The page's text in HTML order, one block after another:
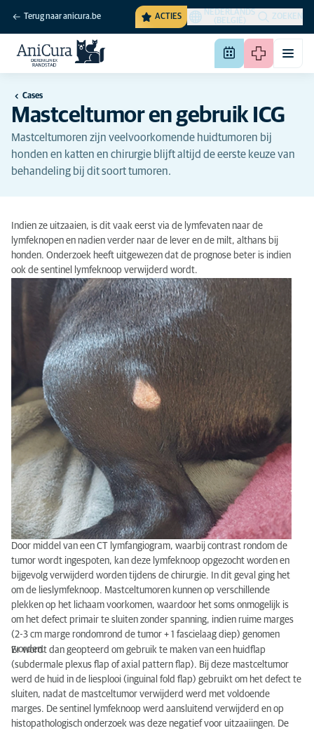
Terug naar anicura.be ACTIES
NEDERLANDS
(BELGIË)
ZOEKEN
Cases
Mastceltumor en gebruik ICG
Mastceltumoren zijn veelvoorkomende huidtumoren bij
honden en katten en chirurgie blijft altijd de eerste keuze van
behandeling bij dit soort tumoren.
Indien ze uitzaaien, is dit vaak eerst via de lymfevaten naar de
lymfeknopen en nadien verder naar de lever en de milt, althans bij
honden. Onderzoek heeft uitgewezen dat de prognose beter is indien
ook de sentinel lymfeknoop verwijderd wordt.
Door middel van een CT lymfangiogram, waarbij contrast rondom de
tumor wordt ingespoten, kan deze lymfeknoop opgezocht worden en
bijgevolg verwijderd worden tijdens de chirurgie. In dit geval ging het
om de lieslymfeknoop. Mastceltumoren kunnen op verschillende
plekken op het lichaam voorkomen, waardoor het soms onmogelijk is
om het defect primair te sluiten zonder spanning, indien ruime marges
(2-3 cm marge rondomrond de tumor + 1 fascielaag diep) genomen
worden.
Er wordt dan geopteerd om gebruik te maken van een huidflap
(subdermale plexus flap of axial pattern flap). Bij deze mastceltumor
werd de huid in de liesplooi (inguinal fold flap) gebruikt om het defect te
sluiten, nadat de mastceltumor verwijderd werd met voldoende
marges. De sentinel lymfeknoop werd aansluitend verwijderd en op
histopathologisch onderzoek was deze negatief voor uitzaaiingen. De